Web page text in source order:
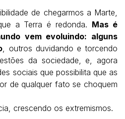
de chegarmos a Marte,
a Terra é redonda. Mas é
vem evoluindo: alguns
, outros duvidando e torcendo
da sociedade, e, agora
sociais que possibilita que as
de qualquer fato se choquem
crescendo os extremismos.